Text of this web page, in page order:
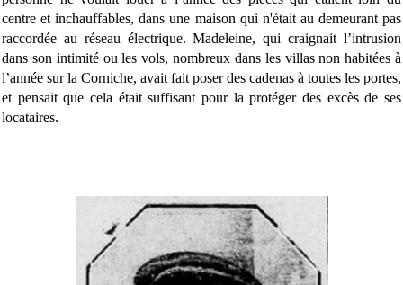
centre et inchauffables, dans une maison qui n'était au demeurant pas
raccordée au réseau électrique. Madeleine, qui craignait l’intrusion
dans son intimité ou les vols, nombreux dans les villas non habitées à
l’année sur la Corniche, avait fait poser des cadenas à toutes les portes,
et pensait que cela était suffisant pour la protéger des excès de ses
locataires.